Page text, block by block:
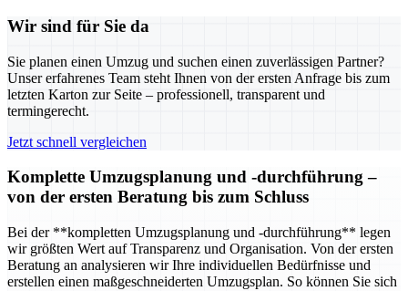
Wir sind für Sie da
Sie planen einen Umzug und suchen einen zuverlässigen Partner?
Unser erfahrenes Team steht Ihnen von der ersten Anfrage bis zum
letzten Karton zur Seite – professionell, transparent und
termingerecht.
Jetzt schnell vergleichen
Komplette Umzugsplanung und -durchführung –
von der ersten Beratung bis zum Schluss
Bei der **kompletten Umzugsplanung und -durchführung** legen
wir größten Wert auf Transparenz und Organisation. Von der ersten
Beratung an analysieren wir Ihre individuellen Bedürfnisse und
erstellen einen maßgeschneiderten Umzugsplan. So können Sie sich